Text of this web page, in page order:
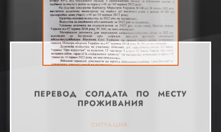
СИТУАЦИЯ:
ПЕРЕВОД СОЛДАТА ПО МЕСТУ
ПРОЖИВАНИЯ
СИТУАЦИЯ:
СИТУАЦИЯ:
СИТУАЦИЯ:
СИТУАЦИЯ:
СИТУАЦИЯ:
СИТУАЦИЯ:
СИТУАЦИЯ: